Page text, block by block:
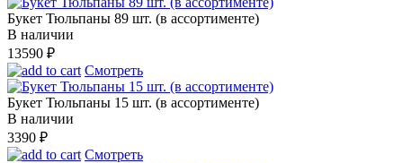
Букет Тюльпаны 89 шт. (в ассортименте)
В наличии
13590 ₽
Смотреть
Букет Тюльпаны 15 шт. (в ассортименте)
В наличии
3390 ₽
Смотреть